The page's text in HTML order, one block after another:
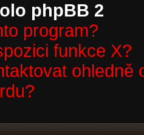
phpBB 2
program?
funkce X?